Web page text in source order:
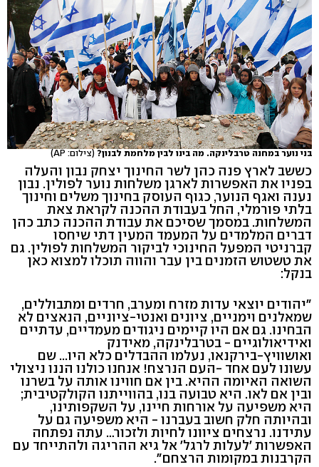
בני נוער במחנה טרבלינקה. מה בינו לבין מלחמת לבנון? (צילום: AP)
כששב לארץ פנה כהן לשר החינוך יצחק נבון והעלה
בפניו את האפשרות לארגן משלחות נוער לפולין. נבון
נענה ואגף הנוער, כגוף העוסק בחינוך משלים וחינוך
בלתי פורמלי, החל בעבודת ההכנה לקראת צאת
המשלחות. במסמך שסיכם את עבודת ההכנה כתב כהן
דברים המלמדים על המעמד המעין דתי שיחסו
קברניטי המפעל החינוכי לביקור המשלחות לפולין. גם
את טשטוש הזמנים בין עבר והווה תוכלו למצוא כאן
בנקל:
"יהודים יוצאי עדות מזרח ומערב, חרדים ומתבוללים,
שמאלנים וימניים, ציונים ואנטי-ציוניים, הנאצים לא
הבחינו. גם אם היו קיימים ניגודים מעמדיים, עדתיים
ואידיאולוגיים - בטרבלינקה, מאידנק
ואושוויץ-בירקנאו, נעלמו ההבדלים כלא היו... שם
עשונו לעם אחד -העם הנרצח! אנחנו כולנו הננו ניצולי
השואה האיומה ההיא. בין אם חווינו אותה על בשרנו
ובין אם לאו. היא טבועה בנו, בהווייתנו הקולקטיבית;
היא משפיעה על אורחות חיינו, על השקפותינו,
ובהיותה חלק חשוב בעברנו - היא משפיעה גם על
עתידנו. נרצחים ציוונו לחיות ולזכור… עתה נפתחה
האפשרות 'לעלות לרגל' אל גיא ההריגה ולהתייחד עם
הקרבנות במקומות הרצחם".